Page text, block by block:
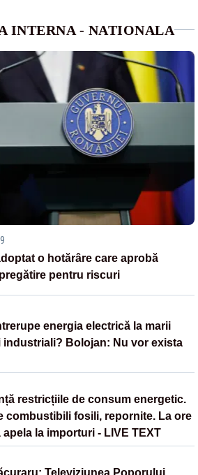
INTERNA - NATIONALA
o hotărâre care aprobă
pentru riscuri
energia electrică la marii
Bolojan: Nu vor exista
restricțiile de consum energetic.
combustibili fosili, repornite. La ore
apela la importuri - LIVE TEXT
Televiziunea Poporului